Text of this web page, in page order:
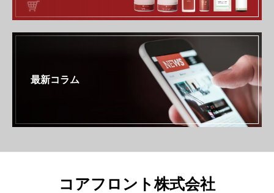
最新コラム
コアフロント株式会社